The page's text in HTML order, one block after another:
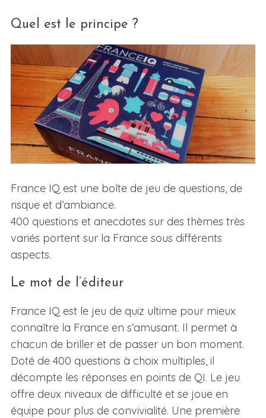
Quel est le principe ?
France IQ est une boîte de jeu de questions, de
risque et d’ambiance.
400 questions et anecdotes sur des thèmes très
variés portent sur la France sous différents
aspects.
Le mot de l’éditeur
France IQ est le jeu de quiz ultime pour mieux
connaître la France en s’amusant. Il permet à
chacun de briller et de passer un bon moment.
Doté de 400 questions à choix multiples, il
décompte les réponses en points de QI. Le jeu
offre deux niveaux de difficulté et se joue en
équipe pour plus de convivialité. Une première